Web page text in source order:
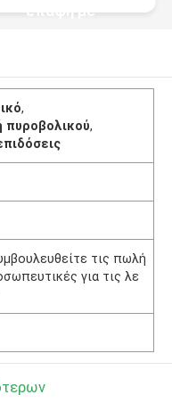
επαφή με
,
,
τις πωλή
για τις λε